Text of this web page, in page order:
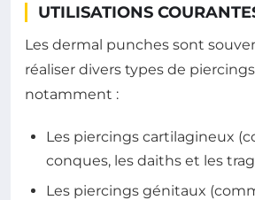
UTILISATIONS
Les dermal punches sont
réaliser divers types de
notamment :
Les piercings cartilagineux
conques, les daiths et les
Les piercings génitaux